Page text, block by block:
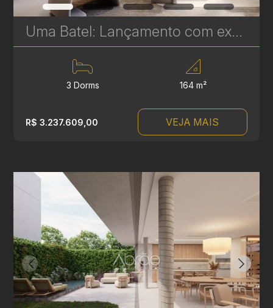
Uma Batel: Lançamento com exclusividade e Sofisticação no Coração do Batel - 164 a 456 m² | Ref. 496
3 Dorms 164 m²
R$ 3.237.609,00 VEJA MAIS